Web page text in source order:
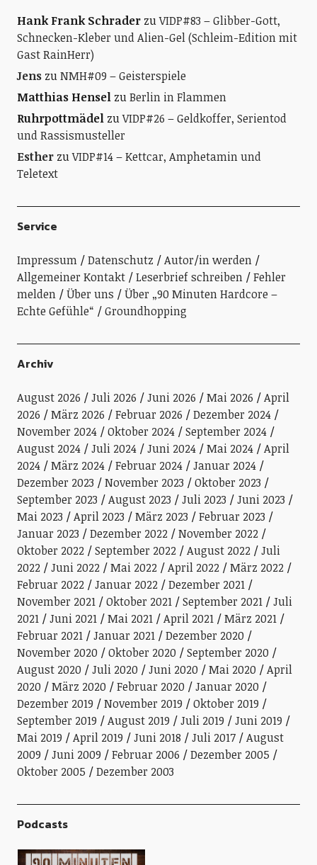
Hank Frank SchraderzuVIDP#83 – Glibber-Gott,
Schnecken-Kleber und Alien-Gel (Schleim-Edition mit
Gast RainHerr)
JenszuNMH#09 – Geisterspiele
Matthias HenselzuBerlin in Flammen
RuhrpottmädelzuVIDP#26 – Geldkoffer, Serientod
und Rassismusteller
EstherzuVIDP#14 – Kettcar, Amphetamin und
Teletext
Service
Impressum Datenschutz
Autor/in werden
Allgemeiner Kontakt
Leserbrief schreiben
Fehler
melden
Über uns
Über „90 Minuten Hardcore –
Echte Gefühle“
Groundhopping
Archiv
August 2026 Juli 2026 Juni 2026 Mai 2026
April
2026
März 2026 Februar 2026
Dezember 2024
November 2024
Oktober 2024
September 2024
August 2024
Juli 2024 Juni 2024 Mai 2024
April
2024
März 2024 Februar 2024
Januar 2024
Dezember 2023
November 2023
Oktober 2023
September 2023
August 2023 Juli 2023
Juni 2023
Mai 2023
April 2023 März 2023
Februar 2023
Januar 2023
Dezember 2022
November 2022
Oktober 2022
September 2022 August 2022
Juli
2022
Juni 2022 Mai 2022 April 2022
März 2022
Februar 2022
Januar 2022
Dezember 2021
November 2021
Oktober 2021 September 2021
Juli
2021
Juni 2021 Mai 2021 April 2021
März 2021
Februar 2021
Januar 2021
Dezember 2020
November 2020
Oktober 2020
September 2020
August 2020
Juli 2020 Juni 2020 Mai 2020
April
2020
März 2020 Februar 2020
Januar 2020
Dezember 2019
November 2019
Oktober 2019
September 2019
August 2019 Juli 2019
Juni 2019
Mai 2019
April 2019 Juni 2018 Juli 2017
August
2009
Juni 2009 Februar 2006
Dezember 2005
Oktober 2005
Dezember 2003
Podcasts